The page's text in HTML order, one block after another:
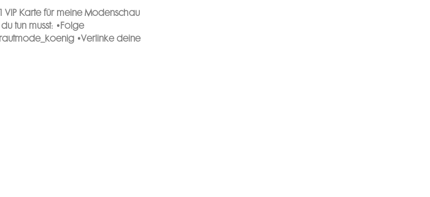
VIP Karte für meine Modenschau
tun musst: •Folge
•Verlinke deine